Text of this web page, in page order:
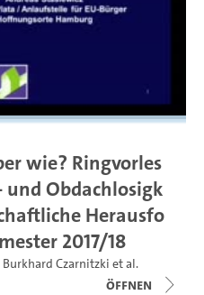
wie? Ringvorles
Obdachlosigk
Herausfo
2017/18
Burkhard Czarnitzki et al.
Öffnen